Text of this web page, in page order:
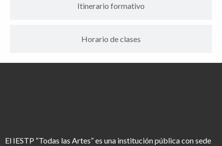
Itinerario formativo
Horario de clases
El IESTP “Todas las Artes” es una institución pública con sede